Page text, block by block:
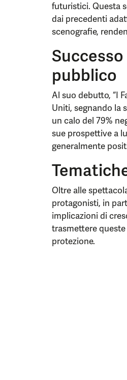
futuristici. Questa
dai precedenti
scenografie,
pubblico
Al suo debutto, “I
Uniti, segnando la
un calo del 79%
sue prospettive a
generalmente
Oltre alle
protagonisti, in
implicazioni di
trasmettere
protezione.